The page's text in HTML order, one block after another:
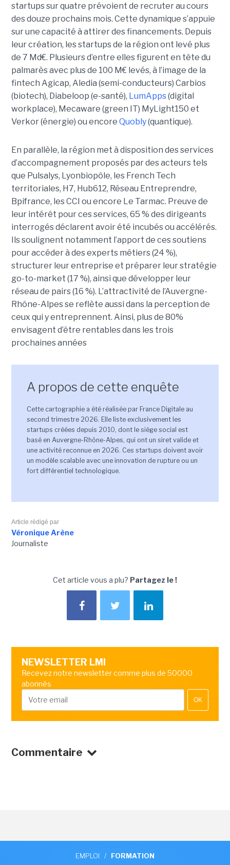
startups sur quatre prévoient de recruter au cours
des douze prochains mois. Cette dynamique s’appuie
sur une capacité à attirer des financements. Depuis
leur création, les startups de la région ont levé plus
de 7 Md€. Plusieurs d’entre elles figurent en tête du
palmarès avec plus de 100 M€ levés, à l’image de la
fintech Agicap, Aledia (semi-conducteurs) Carbios
(biotech), Diabeloop (e-santé), LumApps(digital
workplace), Mecaware (green IT) MyLight150 et
Verkor (énergie) ou encore Quobly(quantique).
En parallèle, la région met à disposition des services
d’accompagnement proposés par des acteurs tels
que Pulsalys, Lyonbiopôle, les French Tech
territoriales, H7, Hub612, Réseau Entreprendre,
Bpifrance, les CCI ou encore Le Tarmac. Preuve de
leur intérêt pour ces services, 65 % des dirigeants
interrogés déclarent avoir été incubés ou accélérés.
Ils soulignent notamment l’apport de ces soutiens
pour accéder à des experts métiers (24 %),
structurer leur entreprise et préparer leur stratégie
go-to-market (17 %), ainsi que développer leur
réseau de pairs (16 %). L’attractivité de l’Auvergne-
Rhône-Alpes se reflète aussi dans la perception de
ceux qui y entreprennent. Ainsi, plus de 80%
envisagent d’être rentables dans les trois
prochaines années
A propos de cette enquête
Cette cartographie a été réalisée par France Digitale au
second trimestre 2026. Elle liste exclusivement les
startups créées depuis 2010, dont le siège social est
basé en Auvergne-Rhône-Alpes, qui ont un siret valide et
une activité reconnue en 2026. Ces startups doivent avoir
un modèle scalable avec une innovation de rupture ou un
fort différentiel technologique.
Article rédigé par
Véronique Arène
Journaliste
Cet article vous a plu? Partagez le !
NEWSLETTER LMI
Recevez notre newsletter comme plus de 50000
abonnés
OK
Commentaire
EMPLOI / FORMATION